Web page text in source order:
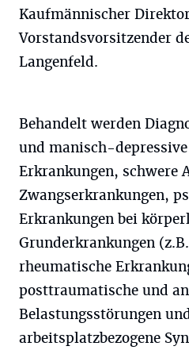
Kaufmännischer
Vorstandsvorsitzender
Langenfeld.
Behandelt werden
und manisch-
Erkrankungen, schwere
Zwangserkrankungen,
Erkrankungen bei
Grunderkrankungen
rheumatische
posttraumatische und
Belastungsstörungen
arbeitsplatzbezogene